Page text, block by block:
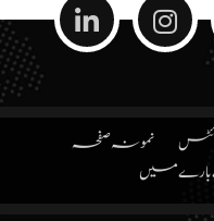
نمونہ صفحہ
بارے میں